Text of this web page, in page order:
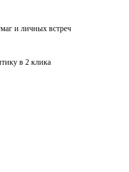
и личных встреч
в 2 клика